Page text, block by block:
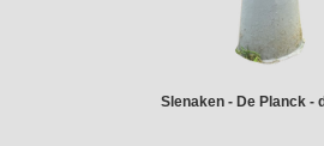
Slenaken - De Planck -